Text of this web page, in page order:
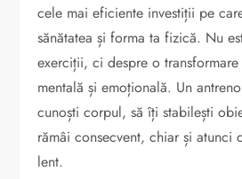
cele mai eficiente investiții pe
sănătatea și forma ta fizică. Nu
exerciții, ci despre o
mentală și emoțională. Un
cunoști corpul, să îți stabilești
rămâi consecvent, chiar și atunci
lent.